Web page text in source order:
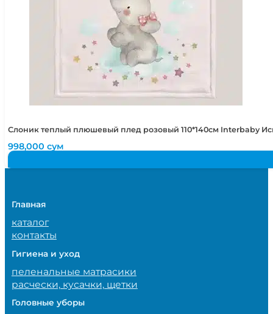
Слоник теплый плюшевый плед розовый 110*140см Interbaby
998,000сум
Главная
каталог
контакты
Гигиена и уход
пеленальные матрасики
расчески, кусачки, щетки
Головные уборы